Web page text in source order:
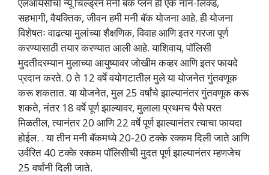
सहभागी, वैयक्तिक, जीवन हमी मनी बॅक योजना आहे. ही योजना
विशेषतः वाढत्या मुलांच्या शैक्षणिक, विवाह आणि इतर गरजा पूर्ण
करण्यासाठी तयार करण्यात आली आहे. याशिवाय, पॉलिसी
मुदतीदरम्यान मुलाच्या आयुष्यावर जोखीम कव्हर आणि इतर फायदे
प्रदान करते. 0 ते 12 वर्षे वयोगटातील मुले या योजनेत गुंतवणूक
करू शकतात. या योजनेत, मुल 25 वर्षांचे झाल्यानंतर गुंतवणूक करू
शकते, नंतर 18 वर्षे पूर्ण झाल्यावर, मुलाला प्रथमच पैसे परत
मिळतील, त्यानंतर 20 आणि 22 वर्षे पूर्ण झाल्यानंतर त्याचा फायदा
होईल. . या तीन मनी बॅकमध्ये 20-20 टक्के रक्कम दिली जाते आणि
उर्वरित 40 टक्के रक्कम पॉलिसीची मुदत पूर्ण झाल्यानंतर म्हणजेच
25 वर्षांनी दिली जाते.